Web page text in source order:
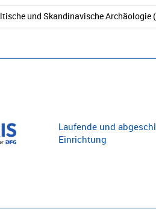
und Skandinavische Archäologie
Laufende und
Einrichtung